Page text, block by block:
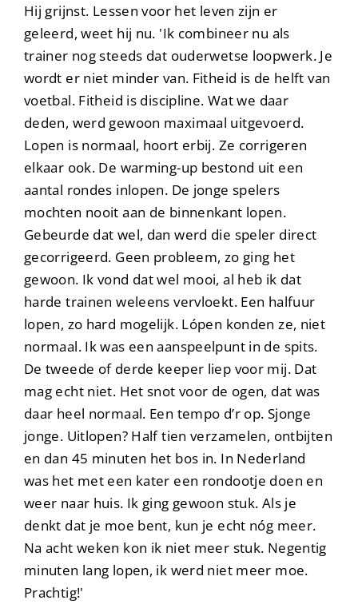
Hij grijnst. Lessen voor het leven zijn er
geleerd, weet hij nu. 'Ik combineer nu als
trainer nog steeds dat ouderwetse loopwerk. Je
wordt er niet minder van. Fitheid is de helft van
voetbal. Fitheid is discipline. Wat we daar
deden, werd gewoon maximaal uitgevoerd.
Lopen is normaal, hoort erbij. Ze corrigeren
elkaar ook. De warming-up bestond uit een
aantal rondes inlopen. De jonge spelers
mochten nooit aan de binnenkant lopen.
Gebeurde dat wel, dan werd die speler direct
gecorrigeerd. Geen probleem, zo ging het
gewoon. Ik vond dat wel mooi, al heb ik dat
harde trainen weleens vervloekt. Een halfuur
lopen, zo hard mogelijk. Lópen konden ze, niet
normaal. Ik was een aanspeelpunt in de spits.
De tweede of derde keeper liep voor mij. Dat
mag echt niet. Het snot voor de ogen, dat was
daar heel normaal. Een tempo d’r op. Sjonge
jonge. Uitlopen? Half tien verzamelen, ontbijten
en dan 45 minuten het bos in. In Nederland
was het met een kater een rondootje doen en
weer naar huis. Ik ging gewoon stuk. Als je
denkt dat je moe bent, kun je echt nóg meer.
Na acht weken kon ik niet meer stuk. Negentig
minuten lang lopen, ik werd niet meer moe.
Prachtig!'